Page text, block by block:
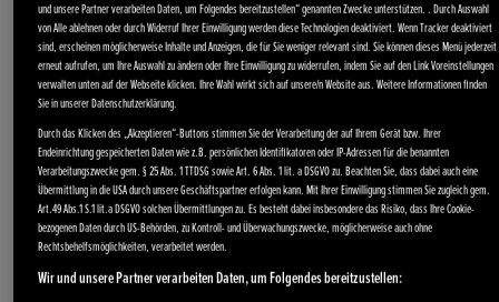
Akku-Produkte
und unsere Partner verarbeiten Daten, um Folgendes bereitzustellen“ genannten Zwecke unterstützen. . Durch Auswahl
von Alle ablehnen oder durch Widerruf Ihrer Einwilligung werden diese Technologien deaktiviert. Wenn Tracker deaktiviert
sind, erscheinen möglicherweise Inhalte und Anzeigen, die für Sie weniger relevant sind. Sie können dieses Menü jederzeit
erneut aufrufen, um Ihre Auswahl zu ändern oder Ihre Einwilligung zu widerrufen, indem Sie auf den Link Voreinstellungen
verwalten unten auf der Webseite klicken. Ihre Wahl wirkt sich auf unsere/n Website aus. Weitere Informationen finden
Sie in unserer Datenschutzerklärung.
Durch das Klicken des „Akzeptieren“-Buttons stimmen Sie der Verarbeitung der auf Ihrem Gerät bzw. Ihrer
Endeinrichtung gespeicherten Daten wie z.B. persönlichen Identifikatoren oder IP-Adressen für die benannten
Verarbeitungszwecke gem. § 25 Abs. 1 TTDSG sowie Art. 6 Abs. 1 lit. a DSGVO zu. Beachten Sie, dass dabei auch eine
Übermittlung in die USA durch unsere Geschäftspartner erfolgen kann. Mit Ihrer Einwilligung stimmen Sie zugleich gem.
Art.49 Abs.1 S.1 lit.a DSGVO solchen Übermittlungen zu. Es besteht dabei insbesondere das Risiko, dass Ihre Cookie-
bezogenen Daten durch US-Behörden, zu Kontroll- und Überwachungszwecke, möglicherweise auch ohne
Rechtsbehelfsmöglichkeiten, verarbeitet werden.
Wir und unsere Partner verarbeiten Daten, um Folgendes bereitzustellen: